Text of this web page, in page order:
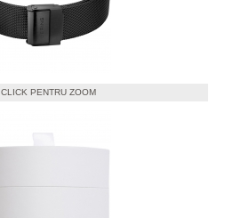
CLICK PENTRU ZOOM